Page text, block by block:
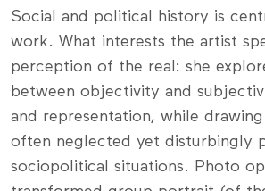
Social and political history is
work. What interests the artist
perception of the real: she
between objectivity and
and representation, while
often neglected yet disturbingly
sociopolitical situations. Photo